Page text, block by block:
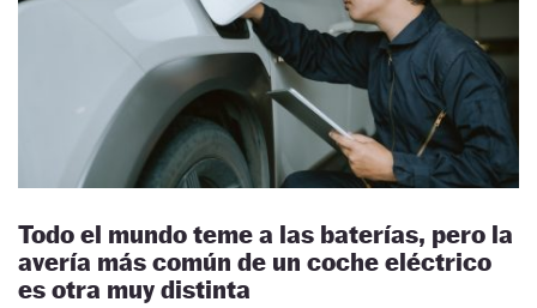
Todo el mundo teme a las baterías, pero la
avería más común de un coche eléctrico
es otra muy distinta